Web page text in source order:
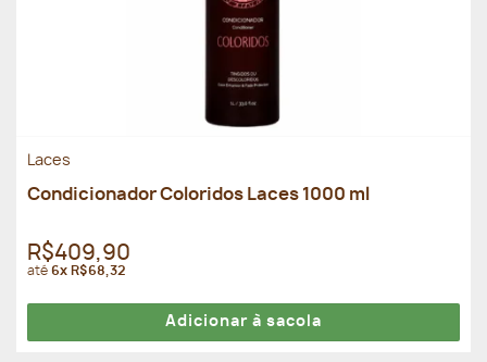
Laces
Condicionador Coloridos Laces 1000 ml
R$409,90
até6x R$68,32
Adicionar à sacola